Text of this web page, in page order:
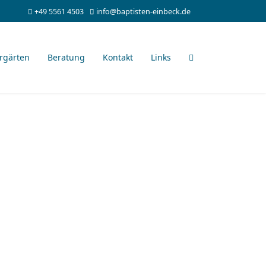
+49 5561 4503 info@baptisten-einbeck.de
Beratung Kontakt Links